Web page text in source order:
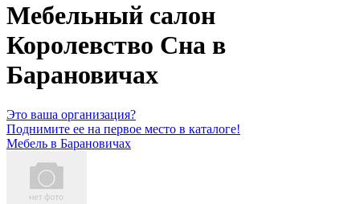
Мебельный салон
Королевство Сна в
Барановичах
Это ваша организация?
Поднимите ее на первое место в каталоге!
Мебель в Барановичах